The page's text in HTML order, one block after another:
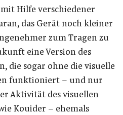
Hilfe verschiedener
das Gerät noch kleiner
zum Tragen zu
eine Version des
die sogar ohne die visuelle
funktioniert – und nur
Aktivität des visuellen
Kouider – ehemals